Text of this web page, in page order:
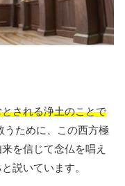
される浄土のことで
うために、この西方極
を信じて念仏を唱え
説いています。